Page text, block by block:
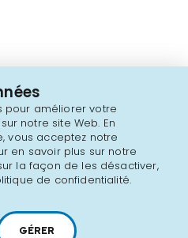
pour améliorer votre
notre site Web. En
vous acceptez notre
en savoir plus sur notre
la façon de les désactiver,
de confidentialité.
GÉRER